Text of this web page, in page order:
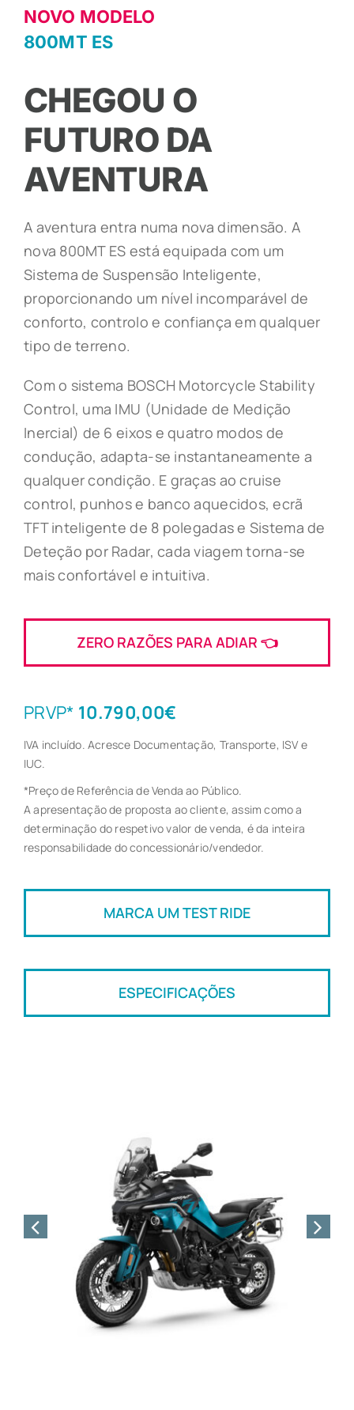
APOIO AO CLIENTE
ONDE COMPRAR
NOVO MODELO
800MT ES
CHEGOU O
FUTURO DA
AVENTURA
A aventura entra numa nova dimensão. A
nova 800MT ES está equipada com um
Sistema de Suspensão Inteligente,
proporcionando um nível incomparável de
conforto, controlo e confiança em qualquer
tipo de terreno.
Com o sistema BOSCH Motorcycle Stability
Control, uma IMU (Unidade de Medição
Inercial) de 6 eixos e quatro modos de
condução, adapta-se instantaneamente a
qualquer condição. E graças ao cruise
control, punhos e banco aquecidos, ecrã
TFT inteligente de 8 polegadas e Sistema de
Deteção por Radar, cada viagem torna-se
mais confortável e intuitiva.
ZERO RAZÕES PARA ADIAR 👈
PRVP* 10.790,00€
IVA incluído. Acresce Documentação, Transporte, ISV e
IUC.
*Preço de Referência de Venda ao Público.
A apresentação de proposta ao cliente, assim como a
determinação do respetivo valor de venda, é da inteira
responsabilidade do concessionário/vendedor.
MARCA UM TEST RIDE
ESPECIFICAÇÕES